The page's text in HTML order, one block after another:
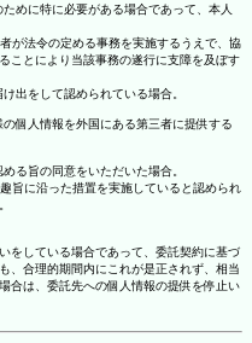
めに特に必要がある場合であって、本人
が法令の定める事務を実施するうえで、協
ことにより当該事務の遂行に支障を及ぼす
出をして認められている場合。
個人情報を外国にある第三者に提供する
る旨の同意をいただいた場合。
旨に沿った措置を実施していると認められ
をしている場合であって、委託契約に基づ
、合理的期間内にこれが是正されず、相当
合は、委託先への個人情報の提供を停止い